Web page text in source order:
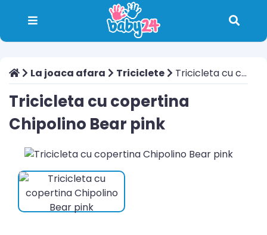
La joaca afara Triciclete Tricicleta cu copertina Chipolino Bear pink
Tricicleta cu copertina
Chipolino Bear pink